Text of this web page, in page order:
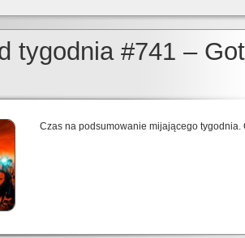
tygodnia #741 –
Czas na podsumowanie mijającego tygodnia.